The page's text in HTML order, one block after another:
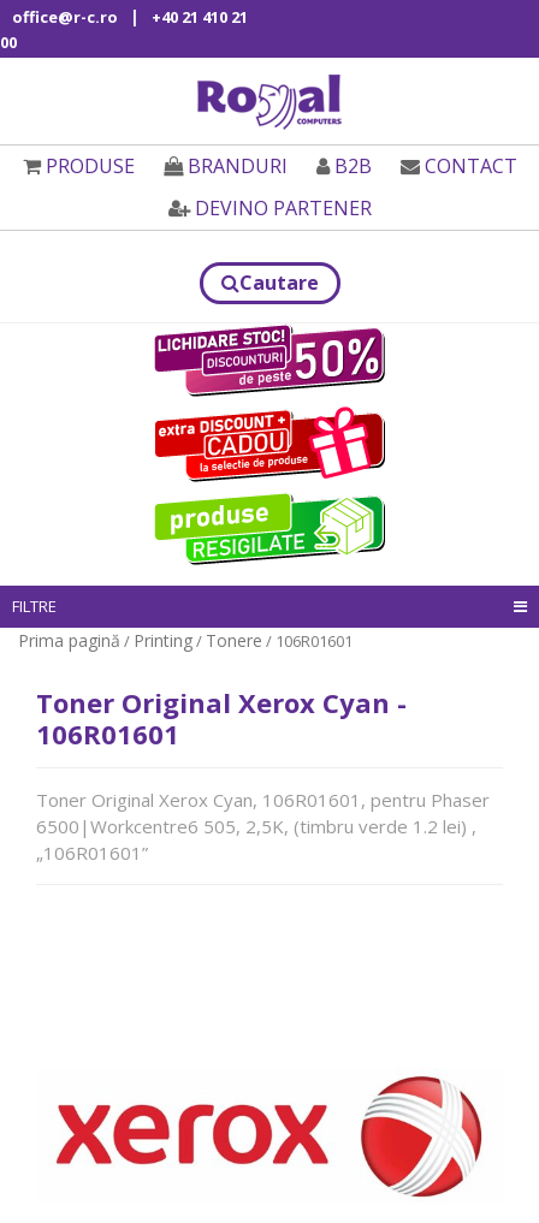
office@r-c.ro |
+40 21 410 21
00
PRODUSE BRANDURI B2B
CONTACT
DEVINO PARTENER
Cautare
FILTRE
Prima pagină / Printing/ Tonere / 106R01601
Toner Original Xerox Cyan -
106R01601
Toner Original Xerox Cyan, 106R01601, pentru Phaser
6500|Workcentre6 505, 2,5K, (timbru verde 1.2 lei) ,
„106R01601”